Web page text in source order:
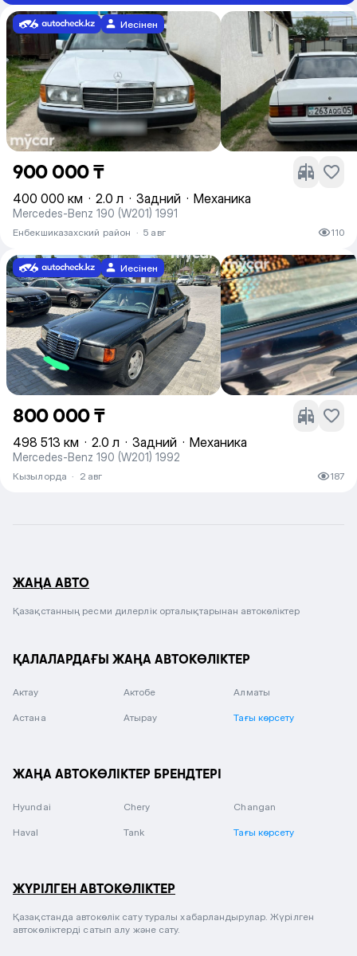
Иесінен
900 000 ₸
400 000 км · 2.0 л · Задний · Механика
Mercedes-Benz 190 (W201) 1991
Енбекшиказахский район · 5 авг 110
Иесінен
800 000 ₸
498 513 км · 2.0 л · Задний · Механика
Mercedes-Benz 190 (W201) 1992
Кызылорда · 2 авг 187
ЖАҢА АВТО
Қазақстанның ресми дилерлік орталықтарынан автокөліктер
ҚАЛАЛАРДАҒЫ ЖАҢА АВТОКӨЛІКТЕР
Актау Актобе Алматы
Астана Атырау Тағы көрсету
ЖАҢА АВТОКӨЛІКТЕР БРЕНДТЕРІ
Hyundai Chery Changan
Haval Tank Тағы көрсету
ЖҮРІЛГЕН АВТОКӨЛІКТЕР
Қазақстанда автокөлік сату туралы хабарландырулар. Жүрілген
автокөліктерді сатып алу және сату.